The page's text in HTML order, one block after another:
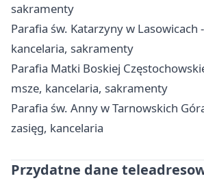
sakramenty
Parafia św. Katarzyny w Lasowicach
kancelaria, sakramenty
Parafia Matki Boskiej
msze, kancelaria, sakramenty
Parafia św. Anny w Tarnowskich
zasięg, kancelaria
Przydatne dane